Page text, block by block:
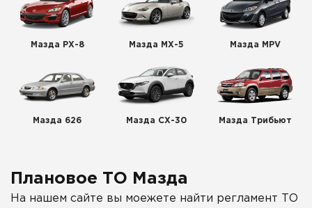
Мазда РХ-8 Мазда МХ-5 Мазда MPV
Мазда 626 Мазда СХ-30 Мазда Трибьют
Плановое ТО Мазда
На нашем сайте вы моежете найти регламент ТО